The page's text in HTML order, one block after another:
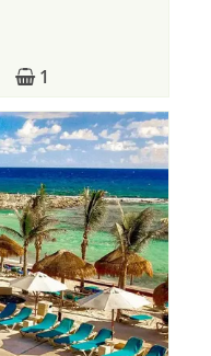
1